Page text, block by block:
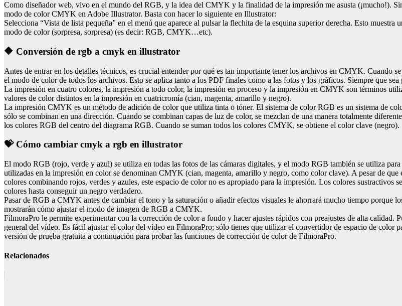
Como diseñador web, vivo en el mundo del RGB, y la idea del CMYK y la finalidad de la impresión me asusta (¡mucho!).
modo de color CMYK en Adobe Illustrator. Basta con hacer lo siguiente en Illustrator:
Selecciona “Vista de lista pequeña” en el menú que aparece al pulsar la flechita de la esquina superior derecha. Esto
modo de color (sorpresa, sorpresa) (es decir: RGB, CMYK…etc).
🔶 Conversión de rgb a cmyk en illustrator
Antes de entrar en los detalles técnicos, es crucial entender por qué es tan importante tener los archivos en CMYK. Cuando
el modo de color de todos los archivos. Esto se aplica tanto a los PDF finales como a las fotos y los gráficos. Siempre que
La impresión en cuatro colores, la impresión a todo color, la impresión en proceso y la impresión en CMYK son términos
valores de color distintos en la impresión en cuatricromía (cian, magenta, amarillo y negro).
La impresión CMYK es un método de adición de color que utiliza tinta o tóner. El sistema de color RGB es un sistema de
sólo se combinan en una dirección. Cuando se combinan capas de luz de color, se mezclan de una manera totalmente
los colores RGB del centro del diagrama RGB. Cuando se suman todos los colores CMYK, se obtiene el color clave (negro).
💝 Cómo cambiar cmyk a rgb en illustrator
El modo RGB (rojo, verde y azul) se utiliza en todas las fotos de las cámaras digitales, y el modo RGB también se utiliza
utilizadas en la impresión en color se denominan CMYK (cian, magenta, amarillo y negro, como color clave). A pesar de
colores combinando rojos, verdes y azules, este espacio de color no es apropiado para la impresión. Los colores
colores hasta conseguir un negro verdadero.
Pasar de RGB a CMYK antes de cambiar el tono y la saturación o añadir efectos visuales le ahorrará mucho tiempo porque
mostrarán cómo ajustar el modo de imagen de RGB a CMYK.
FilmoraPro le permite experimentar con la corrección de color a fondo y hacer ajustes rápidos con preajustes de alta calidad.
general del vídeo. Es fácil ajustar el color del vídeo en FilmoraPro; sólo tienes que utilizar el convertidor de espacio de
versión de prueba gratuita a continuación para probar las funciones de corrección de color de FilmoraPro.
Relacionados